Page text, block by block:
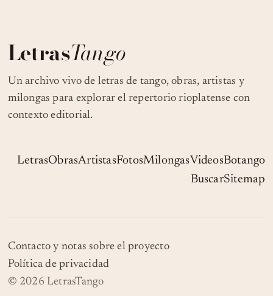
LetrasTango
Un archivo vivo de letras de tango, obras, artistas y
milongas para explorar el repertorio rioplatense con
contexto editorial.
LetrasObrasArtistasFotosMilongasVideosBotango
BuscarSitemap
Contacto y notas sobre el proyecto
Política de privacidad
© 2026 LetrasTango